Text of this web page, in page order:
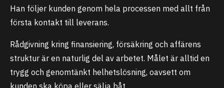
Han följer kunden genom hela processen med allt från
första kontakt till leverans.
Rådgivning kring finansiering, försäkring och affärens
struktur är en naturlig del av arbetet. Målet är alltid en
trygg och genomtänkt helhetslösning, oavsett om
kunden ska köpa eller sälja båt.